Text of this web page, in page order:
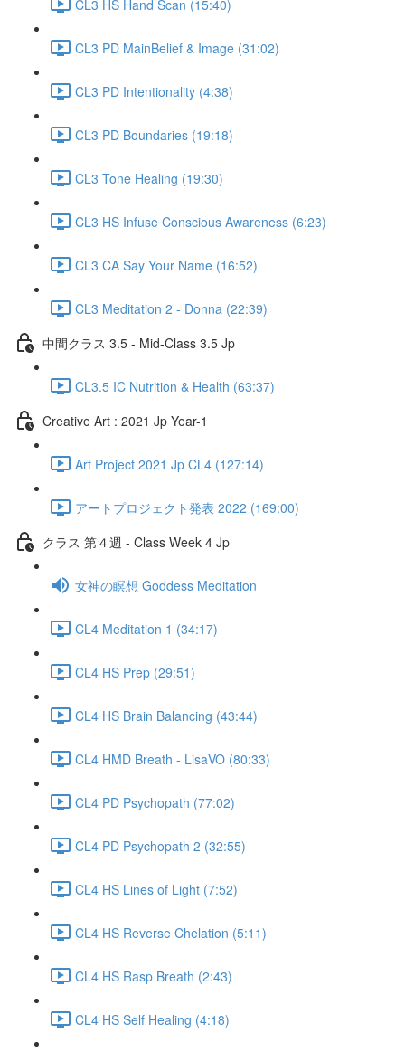
CL3 HS Hand Scan (15:40)
CL3 PD MainBelief & Image (31:02)
CL3 PD Intentionality (4:38)
CL3 PD Boundaries (19:18)
CL3 Tone Healing (19:30)
CL3 HS Infuse Conscious Awareness (6:23)
CL3 CA Say Your Name (16:52)
CL3 Meditation 2 - Donna (22:39)
中間クラス 3.5 - Mid-Class 3.5 Jp
CL3.5 IC Nutrition & Health (63:37)
Creative Art : 2021 Jp Year-1
Art Project 2021 Jp CL4 (127:14)
アートプロジェクト発表 2022 (169:00)
クラス 第４週 - Class Week 4 Jp
女神の瞑想 Goddess Meditation
CL4 Meditation 1 (34:17)
CL4 HS Prep (29:51)
CL4 HS Brain Balancing (43:44)
CL4 HMD Breath - LisaVO (80:33)
CL4 PD Psychopath (77:02)
CL4 PD Psychopath 2 (32:55)
CL4 HS Lines of Light (7:52)
CL4 HS Reverse Chelation (5:11)
CL4 HS Rasp Breath (2:43)
CL4 HS Self Healing (4:18)